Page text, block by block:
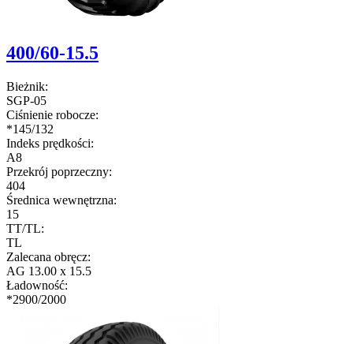
400/60-15.5
Bieżnik:
SGP-05
Ciśnienie robocze:
*145/132
Indeks prędkości:
A8
Przekrój poprzeczny:
404
Średnica wewnętrzna:
15
TT/TL:
TL
Zalecana obręcz:
AG 13.00 x 15.5
Ładowność:
*2900/2000